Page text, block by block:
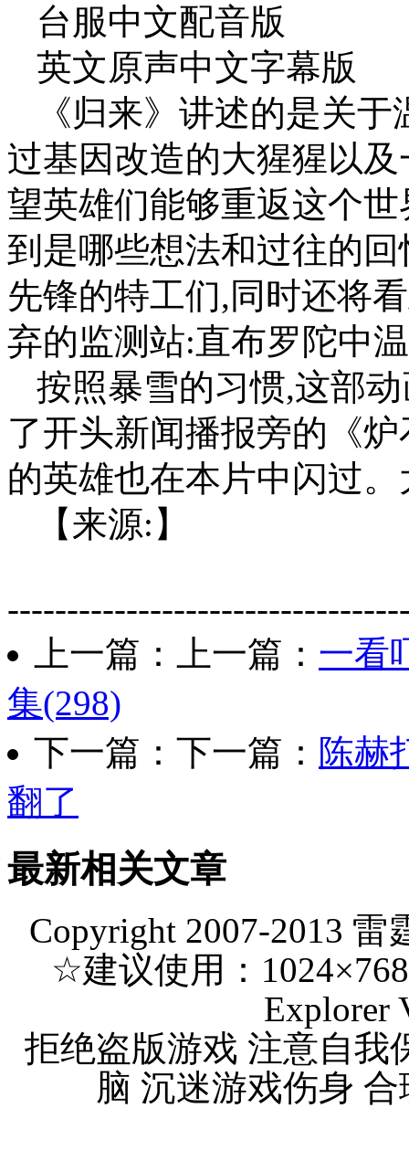
台服中文配音版
英文原声中文字幕版
《归来》讲述的是关
过基因改造的大猩猩以
望英雄们能够重返这个
到是哪些想法和过往的
先锋的特工们,同时还将
弃的监测站:直布罗陀中
按照暴雪的习惯,这部
了开头新闻播报旁的《
的英雄也在本片中闪过
【来源:】
上一篇：上一篇： 一看
集(298)
下一篇：下一篇： 陈赫
翻了
最新相关文章
Copyright 2007-2013 雷
☆建议使用：
Explorer
拒绝盗版游戏 注意自我
脑 沉迷游戏伤身